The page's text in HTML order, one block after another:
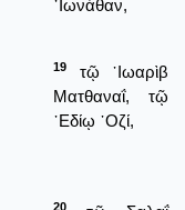
᾿Ιωνάθαν,
19
τῷ ᾿Ιωαρὶβ
Ματθαναΐ, τῷ
᾿Εδίῳ ᾿Οζί,
20